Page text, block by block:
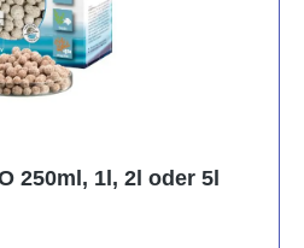
250ml, 1l, 2l oder 5l